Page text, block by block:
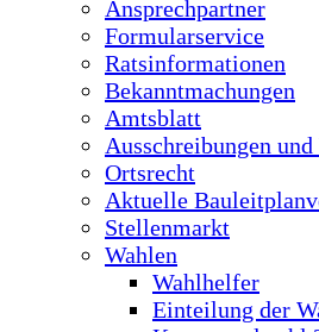
Ansprechpartner
Formularservice
Ratsinformationen
Bekanntmachungen
Amtsblatt
Ausschreibungen und
Ortsrecht
Aktuelle
Stellenmarkt
Wahlen
Wahlhelfer
Einteilung der